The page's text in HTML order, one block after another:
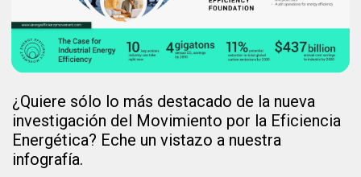
¿Quiere sólo lo más destacado de la nueva
investigación del Movimiento por la Eficiencia
Energética? Eche un vistazo a nuestra
infografía.